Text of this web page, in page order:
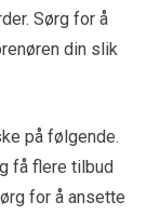
Sørg for å
din slik
på følgende.
få flere tilbud
for å ansette